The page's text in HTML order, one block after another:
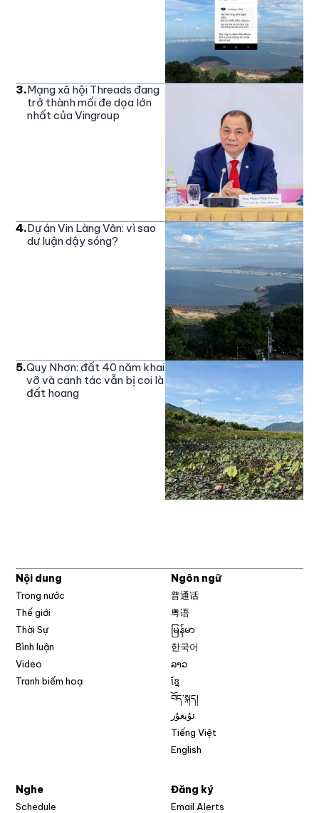
3.Mạng xã hội Threads đang
trở thành mối đe dọa lớn
nhất của Vingroup
4.Dự án Vin Làng Vân: vì sao
dư luận dậy sóng?
5.Quy Nhơn: đất 40 năm khai
vỡ và canh tác vẫn bị coi là
đất hoang
Nội dung
Trong nước
Thế giới
Thời Sự
Bình luận
Video
Tranh biếm hoạ
Ngôn ngữ
普通话
粤语
မြန်မာ
한국어
ລາວ
ខ្មែ
བོད་སྐད།
ئۇيغۇر
Tiếng Việt
English
Nghe
Schedule
Đăng ký
Email Alerts